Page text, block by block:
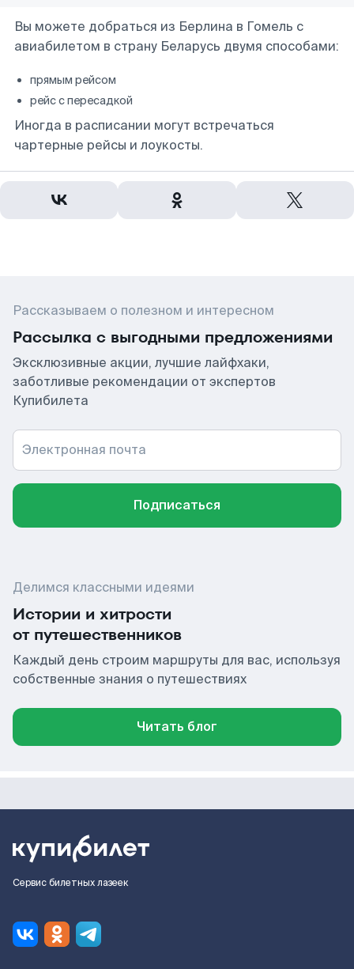
Вы можете добраться из Берлина в Гомель с
авиабилетом в страну Беларусь двумя способами:
прямым рейсом
рейс с пересадкой
Иногда в расписании могут встречаться
чартерные рейсы и лоукосты.
Рассказываем о полезном и интересном
Рассылка с выгодными предложениями
Эксклюзивные акции, лучшие лайфхаки,
заботливые рекомендации от экспертов
Купибилета
Электронная почта
Подписаться
Делимся классными идеями
Истории и хитрости
от путешественников
Каждый день строим маршруты для вас, используя
собственные знания о путешествиях
Читать блог
Сервис билетных лазеек